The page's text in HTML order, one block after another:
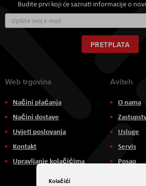
Budite prvi koji će saznati informacije o
se
za
naš
newsletter:
PRETPLATA
Web trgovina
Načini plaćanja
Načini dostave
Uvjeti poslovanja
Kontakt
Upravljanje kolačićima
Aviteh
O nama
Usluge
Servis
Posao
Kolačići